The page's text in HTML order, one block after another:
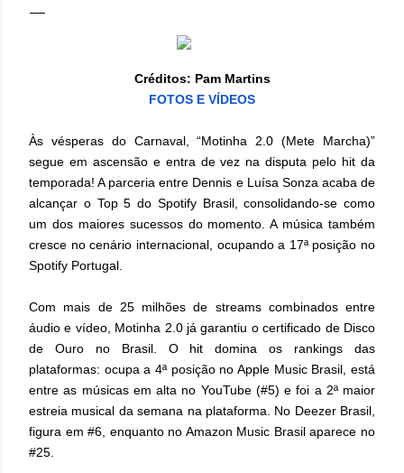
Créditos: Pam Martins
FOTOS E VÍDEOS
Às vésperas do Carnaval, “Motinha 2.0 (Mete Marcha)”
segue em ascensão e entra de vez na disputa pelo hit da
temporada! A parceria entre Dennis e Luísa Sonza acaba de
alcançar o Top 5 do Spotify Brasil, consolidando-se como
um dos maiores sucessos do momento. A música também
cresce no cenário internacional, ocupando a 17ª posição no
Spotify Portugal.
Com mais de 25 milhões de streams combinados entre
áudio e vídeo, Motinha 2.0 já garantiu o certificado de Disco
de Ouro no Brasil. O hit domina os rankings das
plataformas: ocupa a 4ª posição no Apple Music Brasil, está
entre as músicas em alta no YouTube (#5) e foi a 2ª maior
estreia musical da semana na plataforma. No Deezer Brasil,
figura em #6, enquanto no Amazon Music Brasil aparece no
#25.